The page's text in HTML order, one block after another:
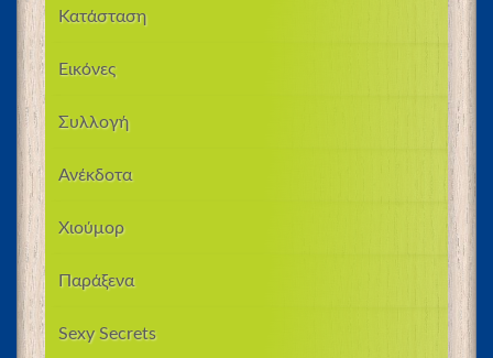
Κατάσταση
Εικόνες
Συλλογή
Ανέκδοτα
Χιούμορ
Παράξενα
Sexy Secrets